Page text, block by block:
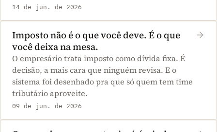
14 de jun. de 2026
Imposto não é o que você deve. É o que
você deixa na mesa.
O empresário trata imposto como dívida fixa. É
decisão, a mais cara que ninguém revisa. E o
sistema foi desenhado pra que só quem tem time
tributário aproveite.
09 de jun. de 2026